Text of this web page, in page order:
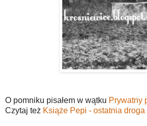
O pomniku pisałem w wątku Prywatny
Czytaj też Książe Pepi - ostatnia